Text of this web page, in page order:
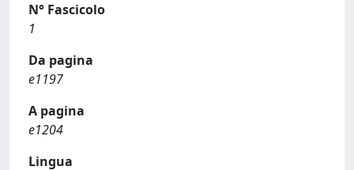
N° Fascicolo
1
Da pagina
e1197
A pagina
e1204
Lingua